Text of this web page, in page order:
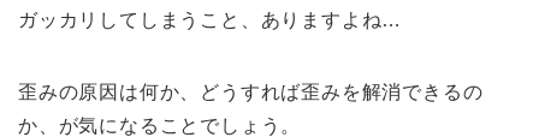
ガッカリしてしまうこと、ありますよね…
歪みの原因は何か、どうすれば歪みを解消できるの
か、が気になることでしょう。